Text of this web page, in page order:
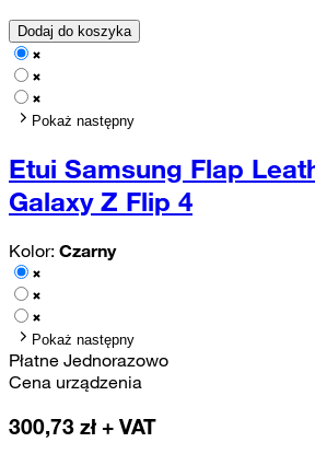
Dodaj do koszyka
Pokaż następny
Etui Samsung Flap
Galaxy Z Flip 4
Kolor: Czarny
Pokaż następny
Płatne Jednorazowo
Cena urządzenia
300,73 zł + VAT